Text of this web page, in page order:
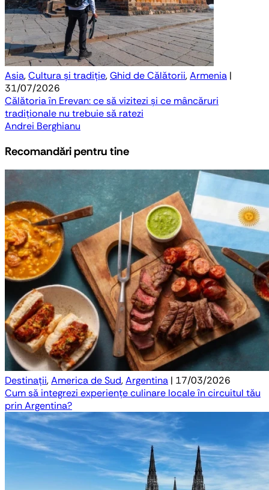
Asia,Cultura și tradiție,Ghid de Călătorii,Armenia |
31/07/2026
Călătoria în Erevan: ce să vizitezi și ce mâncăruri
tradiționale nu trebuie să ratezi
Andrei Berghianu
Recomandări pentru tine
Destinații,America de Sud,Argentina | 17/03/2026
Cum să integrezi experiențe culinare locale în circuitul tău
prin Argentina?